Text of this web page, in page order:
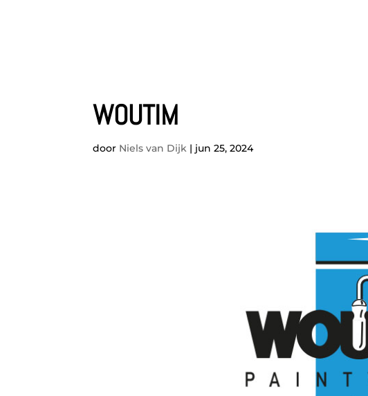
WOUTIM
door Niels van Dijk | jun 25, 2024